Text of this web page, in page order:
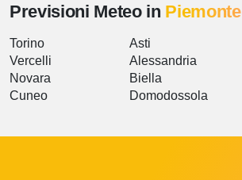
Previsioni Meteo in Piemonte
Torino
Vercelli
Novara
Cuneo
Asti
Alessandria
Biella
Domodossola